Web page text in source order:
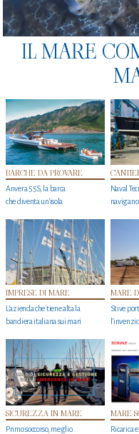
IL MARE
BARCHE DA PROVARE
Anvera 55S, la barca
che diventa un'isola
Naval
IMPRESE DI MARE
L'azienda che tiene alta la
bandiera italiana sui mari
MARE
Stive
SICUREZZA IN MARE
Primo soccorso, meglio
MARE
Ricarica